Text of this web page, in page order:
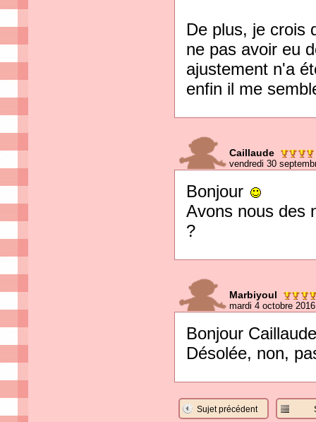
De plus, je crois
ne pas avoir eu
ajustement n'a
enfin il me
Caillaude
vendredi 30
Bonjour
Avons nous des
?
Marbiyoul
mardi 4 octobre
Bonjour Caillaude
Désolée, non,
Sujet précédent